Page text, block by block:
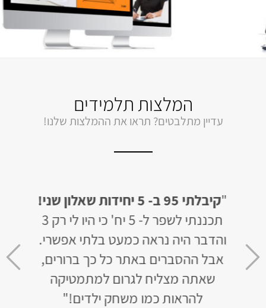
המלצות תלמידים
עדיין מתלבטים? תראו את ההמלצות שלנו!
"קיבלתי 95 ב- 5 יחידות שאלון שני!
תכננתי לשפר ל- 5 יח' כי היו לי רק 3
והדבר היה נראה כמעט בלתי אפשרי.
אבל ההסברים באתר כל כך ברורים,
שאתה מצליח לגרום למתמטיקה
להראות כמו משחק ילדים!"